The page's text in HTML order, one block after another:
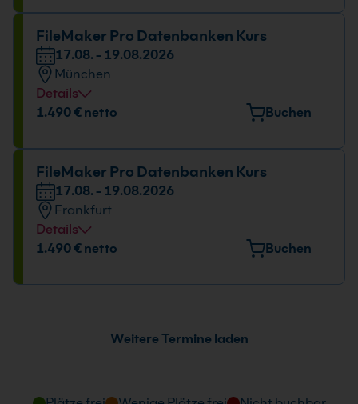
Datum und Uhrzeit
17.08. - 19.08.2026
09:00 - 16:00 Uhr
FileMaker Pro Datenbanken Kurs
17.08. - 19.08.2026
München
Details
Veranstaltungsort
Datum und Uhrzeit
17.08. - 19.08.2026
09:00 - 16:00 Uhr
1.490 € netto Buchen
FileMaker Pro Datenbanken Kurs
17.08. - 19.08.2026
Frankfurt
Details
Veranstaltungsort
17.08. - 19.08.2026
1.490 € netto Buchen
Weitere Termine laden